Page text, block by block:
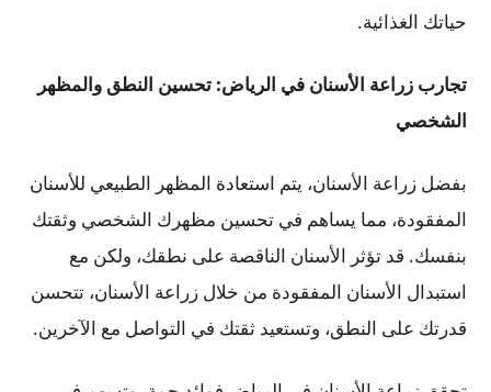
حياتك الغذائية.
تجارب زراعة الأسنان في الرياض: تحسين النطق والمظهر
الشخصي
بفضل زراعة الأسنان، يتم استعادة المظهر الطبيعي للأسنان
المفقودة، مما يساهم في تحسين مظهرك الشخصي وثقتك
بنفسك. قد تؤثر الأسنان الناقصة على نطقك، ولكن مع
استبدال الأسنان المفقودة من خلال زراعة الأسنان، تتحسن
قدرتك على النطق، وتستعيد ثقتك في التواصل مع الآخرين.